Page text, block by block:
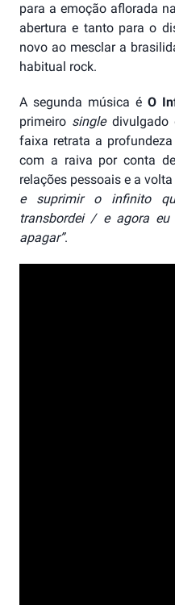
para a emoção aflorada
abertura e tanto para o
novo ao mesclar a
habitual rock.
A segunda música é O
primeiro single divulgado
faixa retrata a
com a raiva por conta
relações pessoais e a
e suprimir o infinito
transbordei / e agora
apagar”.